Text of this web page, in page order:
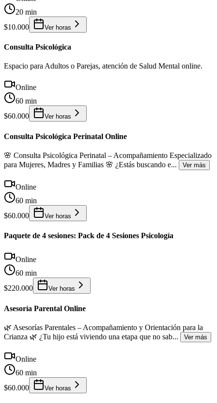
20 min
$10.000
Ver horas
Consulta Psicológica
Espacio para Adultos o Parejas, atención de Salud Mental online.
Online
60 min
$60.000
Ver horas
Consulta Psicológica Perinatal Online
🌸 Consulta Psicológica Perinatal – Acompañamiento Especializado
para Mujeres, Madres y Familias 🌸 ¿Estás buscando e... Ver más
Online
60 min
$60.000
Ver horas
Paquete de 4 sesiones: Pack de 4 Sesiones Psicología
Online
60 min
$220.000
Ver horas
Asesoría Parental Online
🌿 Asesorías Parentales – Acompañamiento y Orientación para la
Crianza 🌿 ¿Tu hijo está viviendo una etapa que no sab... Ver más
Online
60 min
$60.000
Ver horas